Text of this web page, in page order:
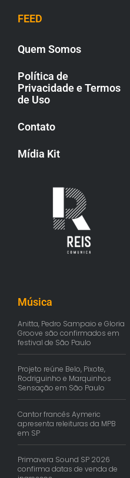
FEED
Quem Somos
Política de
Privacidade e Termos
de Uso
Contato
Mídia Kit
Música
Anitta, Pedro Sampaio e Gloria
Groove são confirmados em
festival de São Paulo
Projeto reúne Belo, Pixote,
Rodriguinho e Marquinhos
Sensação em São Paulo
Cantor francês Aymeric
apresenta releituras da MPB
em SP
Primavera Sound SP 2026
confirma datas de venda de